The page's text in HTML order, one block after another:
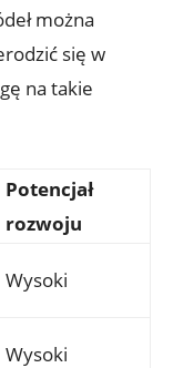
można
się w
na takie
Potencjał
rozwoju
Wysoki
Wysoki